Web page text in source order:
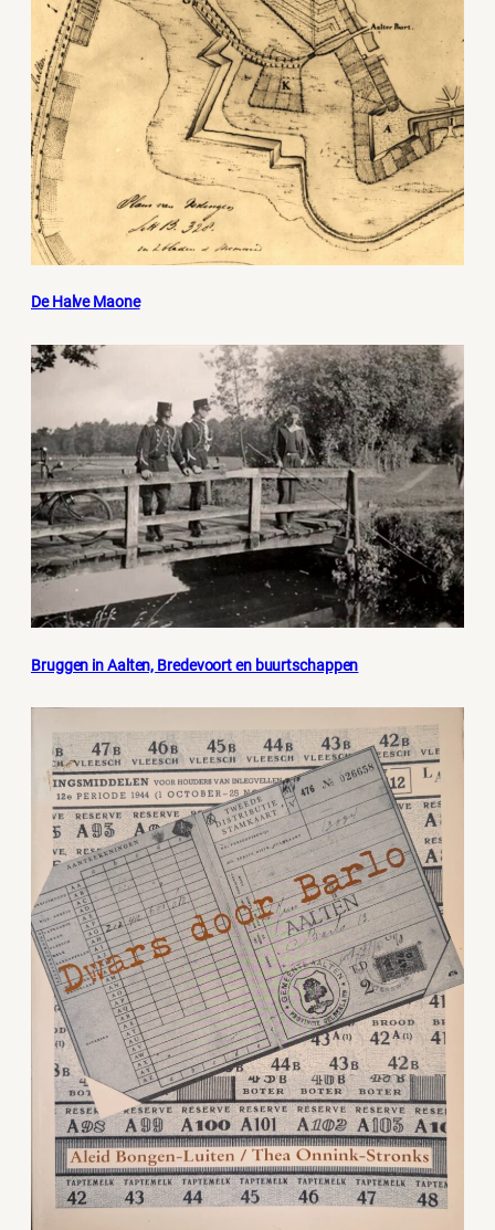
De Halve Maone
Bruggen in Aalten, Bredevoort en buurtschappen